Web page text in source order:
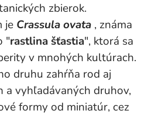
zbierok.
je Crassula ovata , známa
"rastlina šťastia", ktorá sa
v mnohých kultúrach.
druhu zahŕňa rod aj
a vyhľadávaných druhov,
formy od miniatúr, cez